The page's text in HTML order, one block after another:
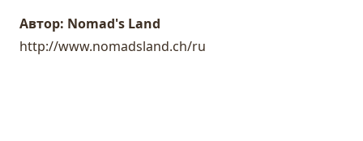
Автор: Nomad's Land
http://www.nomadsland.ch/ru